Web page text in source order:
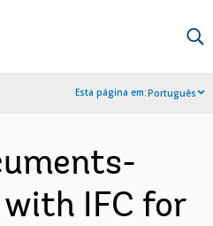
Esta página em:Português
IFC for